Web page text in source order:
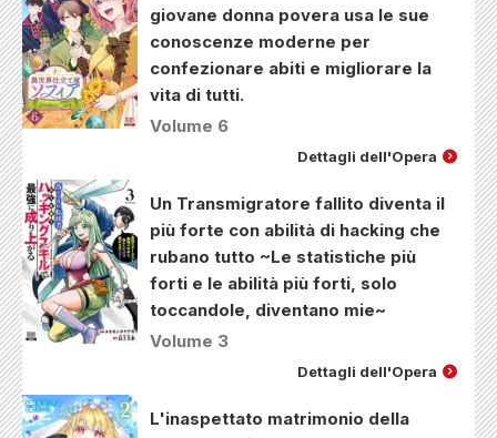
giovane donna povera usa le sue
conoscenze moderne per
confezionare abiti e migliorare la
vita di tutti.
Volume 6
Dettagli dell'Opera
Un Transmigratore fallito diventa il
più forte con abilità di hacking che
rubano tutto ~Le statistiche più
forti e le abilità più forti, solo
toccandole, diventano mie~
Volume 3
Dettagli dell'Opera
L'inaspettato matrimonio della